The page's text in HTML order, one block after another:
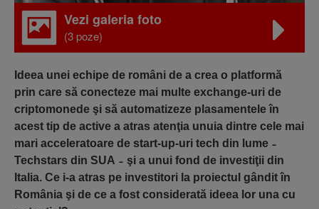
Vezi galeria foto
(3 poze)
Ideea unei echipe de români de a crea o platformă
prin care să conecteze mai multe exchange-uri de
criptomonede şi să automatizeze plasamentele în
acest tip de active a atras atenţia unuia dintre cele mai
mari acceleratoare de start-up-uri tech din lume ̵
Techstars din SUA ̵ şi a unui fond de investiţii din
Italia. Ce i-a atras pe investitori la proiectul gândit în
România şi de ce a fost considerată ideea lor una cu